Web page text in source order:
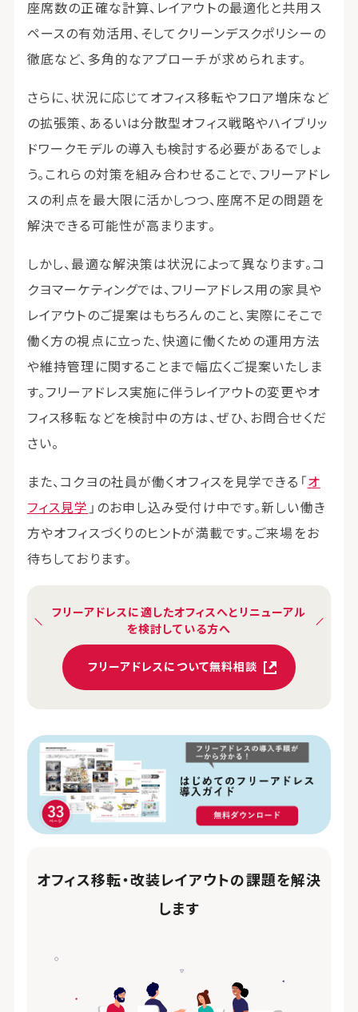
座席数の正確な計算、レイアウトの最適化と共用ス
ペースの有効活用、そしてクリーンデスクポリシーの
徹底など、多角的なアプローチが求められます。
さらに、状況に応じてオフィス移転やフロア増床など
の拡張策、あるいは分散型オフィス戦略やハイブリッ
ドワークモデルの導入も検討する必要があるでしょ
う。これらの対策を組み合わせることで、フリーアドレ
スの利点を最大限に活かしつつ、座席不足の問題を
解決できる可能性が高まります。
しかし、最適な解決策は状況によって異なります。コ
クヨマーケティングでは、フリーアドレス用の家具や
レイアウトのご提案はもちろんのこと、実際にそこで
働く方の視点に立った、快適に働くための運用方法
や維持管理に関することまで幅広くご提案いたしま
す。フリーアドレス実施に伴うレイアウトの変更やオ
フィス移転などを検討中の方は、ぜひ、お問合せくだ
さい。
また、コクヨの社員が働くオフィスを見学できる「 オ
フィス見学 」のお申し込み受付け中です。新しい働き
方やオフィスづくりのヒントが満載です。ご来場をお
待ちしております。
フリーアドレスに適したオフィスへとリニューアル
を検討している方へ
フリーアドレスについて無料相談
オフィス移転・改装レイアウトの課題を解決
します